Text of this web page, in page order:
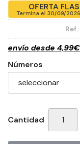
OFERTA
Termina el 30/09/
Ref.:
envío desde 4,99€
Números
Cantidad